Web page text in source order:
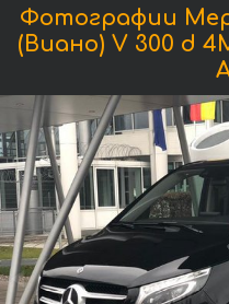
Фотографии
(Виано) V 300 d